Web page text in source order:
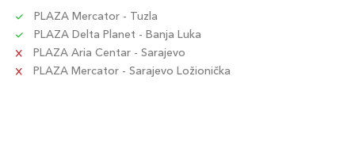
8015150118071
PLAZA Mercator - Tuzla
PLAZA Delta Planet - Banja Luka
PLAZA Aria Centar - Sarajevo
PLAZA Mercator - Sarajevo Ložionička